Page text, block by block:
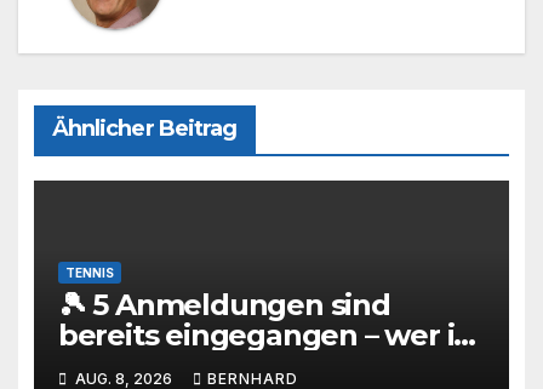
Ähnlicher Beitrag
TENNIS
🎾 5 Anmeldungen sind
bereits eingegangen – wer ist
als Nächstes dabei? 🔥
AUG. 8, 2026 BERNHARD